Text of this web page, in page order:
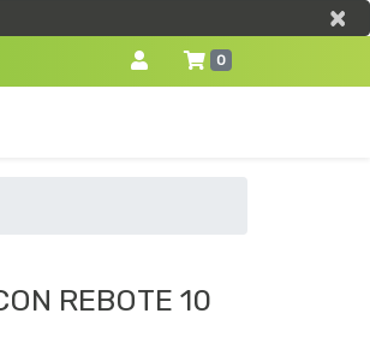
×
×
0
REBOTE 10